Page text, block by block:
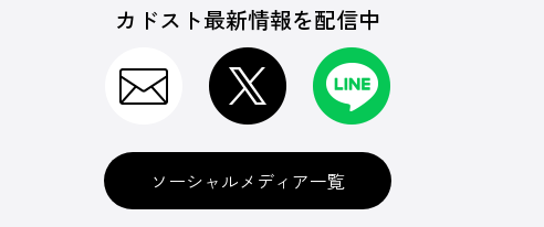
カドスト最新情報を配信中
ソーシャルメディア一覧